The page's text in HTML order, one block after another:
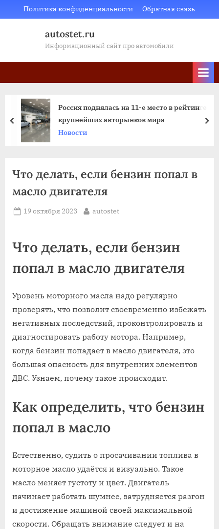
to
Политика конфиденциальности Обратная связь
autostet.ru
Информационный сайт про автомобили
Россия поднялась на 11-е место в рейтинге
крупнейших авторынков мира
Новости
пред
Что делать, если бензин попал в
масло двигателя
Posted
19 октября 2023 By
autostet
Что делать, если бензин
попал в масло двигателя
Уровень моторного масла надо регулярно
проверять, что позволит своевременно избежать
негативных последствий, проконтролировать и
диагностировать работу мотора. Например,
когда бензин попадает в масло двигателя, это
большая опасность для внутренних элементов
ДВС. Узнаем, почему такое происходит.
Как определить, что бензин
попал в масло
Естественно, судить о просачивании топлива в
моторное масло удаётся и визуально. Такое
масло меняет густоту и цвет. Двигатель
начинает работать шумнее, затрудняется разгон
и достижение машиной своей максимальной
скорости. Обращать внимание следует и на